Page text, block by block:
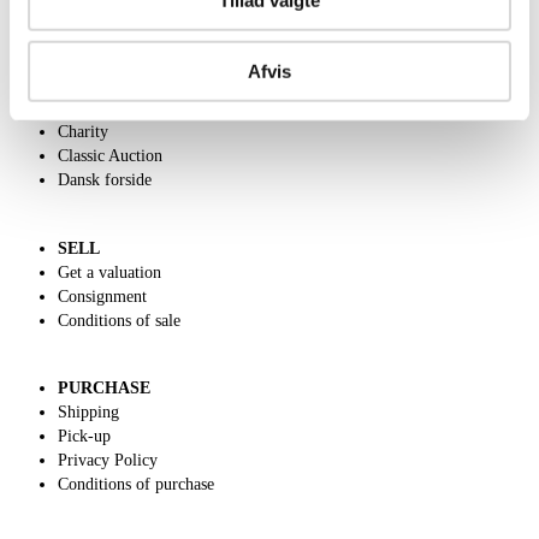
Afvis
Call us +45 44509800
Charity
Classic Auction
Dansk forside
SELL
Get a valuation
Consignment
Conditions of sale
PURCHASE
Shipping
Pick-up
Privacy Policy
Conditions of purchase